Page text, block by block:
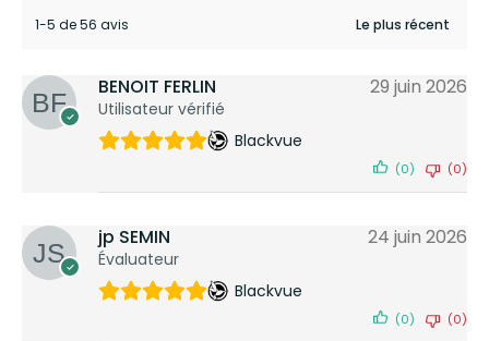
1-5 de 56 avis
BENOIT FERLIN
Utilisateur vérifié
29 juin 2026
Blackvue
(0) (0)
jp SEMIN
Évaluateur
24 juin 2026
Blackvue
(0) (0)